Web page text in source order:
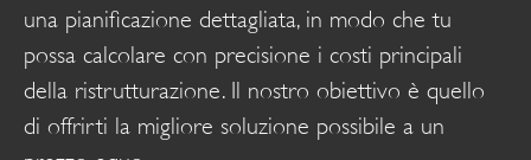
una pianificazione dettagliata, in modo che tu
possa calcolare con precisione i costi principali
della ristrutturazione. Il nostro obiettivo è quello
di offrirti la migliore soluzione possibile a un